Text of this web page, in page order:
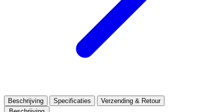
Beschrijving Specificaties
Verzending & Retour